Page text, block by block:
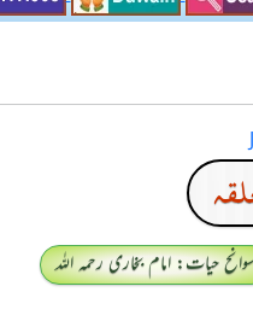
حیات: امام بخاری رحمہ اللہ